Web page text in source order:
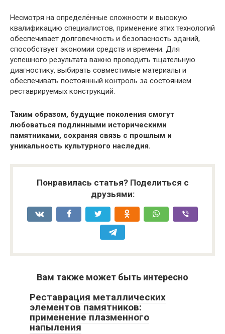
Несмотря на определённые сложности и высокую
квалификацию специалистов, применение этих технологий
обеспечивает долговечность и безопасность зданий,
способствует экономии средств и времени. Для
успешного результата важно проводить тщательную
диагностику, выбирать совместимые материалы и
обеспечивать постоянный контроль за состоянием
реставрируемых конструкций.
Таким образом, будущие поколения смогут
любоваться подлинными историческими
памятниками, сохраняя связь с прошлым и
уникальность культурного наследия.
Понравилась статья? Поделиться с
друзьями:
Вам также может быть интересно
Реставрация металлических
элементов памятников:
применение плазменного
напыления